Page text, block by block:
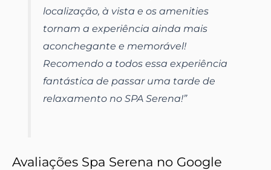
localização, à vista e os amenities
tornam a experiência ainda mais
aconchegante e memorável!
Recomendo a todos essa experiência
fantástica de passar uma tarde de
relaxamento no SPA Serena!”
Avaliações Spa Serena no Google